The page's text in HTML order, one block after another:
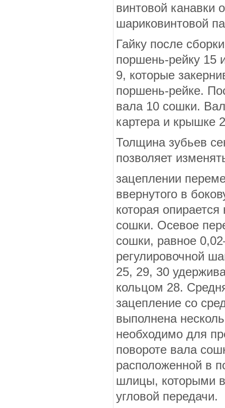
вин­товой канавки
шариковинтовой
Гайку после
поршень-рейку 15
9, которые
поршень-рейке.
вала 10 сошки.
картера и крышке
Толщина зубьев
позволяет
зацеплении
ввернутого в
которая
сошки. Осевое
сошки, равное
регулировочной
25, 29, 30
кольцом 28.
зацепление со
выполнена
необходимо для
повороте вала
распо­ложенной в
шлицы, которыми
угловой передачи.